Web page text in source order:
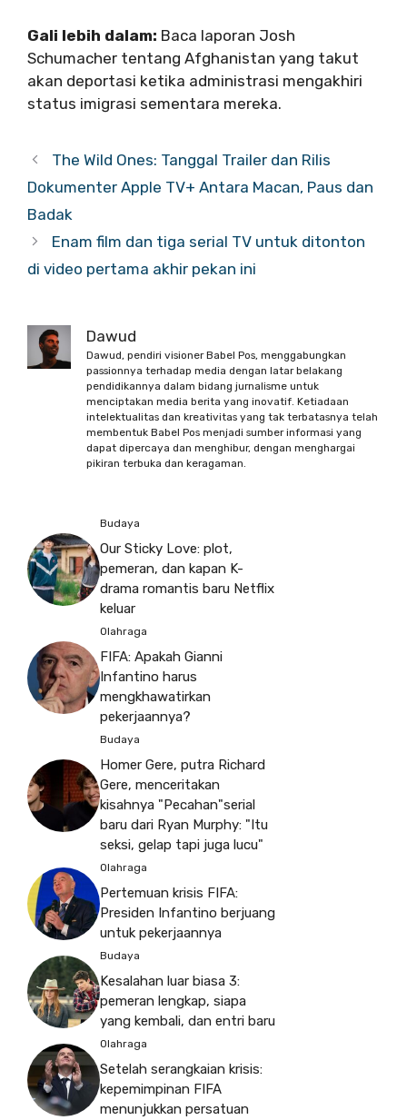
Gali lebih dalam: Baca laporan Josh
Schumacher tentang Afghanistan yang takut
akan deportasi ketika administrasi mengakhiri
status imigrasi sementara mereka.
The Wild Ones: Tanggal Trailer dan Rilis
Dokumenter Apple TV+ Antara Macan, Paus dan
Badak
Enam film dan tiga serial TV untuk ditonton
di video pertama akhir pekan ini
Dawud
Dawud, pendiri visioner Babel Pos, menggabungkan
passionnya terhadap media dengan latar belakang
pendidikannya dalam bidang jurnalisme untuk
menciptakan media berita yang inovatif. Ketiadaan
intelektualitas dan kreativitas yang tak terbatasnya telah
membentuk Babel Pos menjadi sumber informasi yang
dapat dipercaya dan menghibur, dengan menghargai
pikiran terbuka dan keragaman.
Budaya
Our Sticky Love: plot,
pemeran, dan kapan K-
drama romantis baru Netflix
keluar
Olahraga
FIFA: Apakah Gianni
Infantino harus
mengkhawatirkan
pekerjaannya?
Budaya
Homer Gere, putra Richard
Gere, menceritakan
kisahnya "Pecahan"serial
baru dari Ryan Murphy: "Itu
seksi, gelap tapi juga lucu"
Olahraga
Pertemuan krisis FIFA:
Presiden Infantino berjuang
untuk pekerjaannya
Budaya
Kesalahan luar biasa 3:
pemeran lengkap, siapa
yang kembali, dan entri baru
Olahraga
Setelah serangkaian krisis:
kepemimpinan FIFA
menunjukkan persatuan